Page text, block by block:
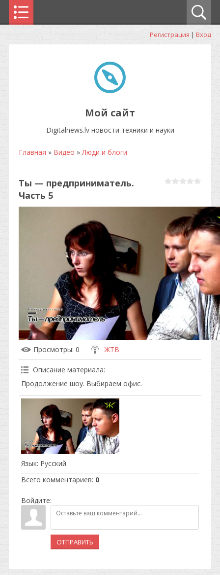
Регистрация | Вход
Мой сайт
Digitalnews.lv новости техники и науки
Главная » Видео »Люди и блоги
Ты — предприниматель.
Часть 5
Просмотры: 0 ЖТВ
Описание материала:
Продолжение шоу. Выбираем офис.
Язык: Русский
Всего комментариев: 0
Войдите:
ОТПРАВИТЬ